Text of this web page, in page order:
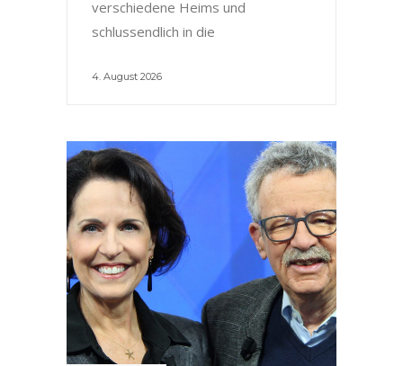
verschiedene Heims und
schlussendlich in die
4. August 2026